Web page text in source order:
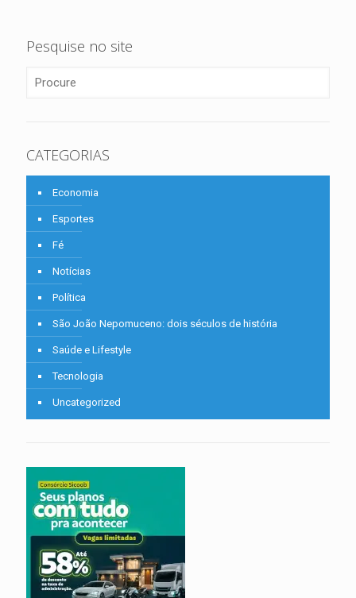
Pesquise no site
CATEGORIAS
Economia
Esportes
Fé
Notícias
Política
São João Nepomuceno: dois séculos de história
Saúde e Lifestyle
Tecnologia
Uncategorized